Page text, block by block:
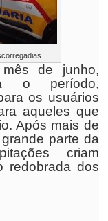
de junho,
o período,
os usuários
aqueles que
Após mais de
parte da
criam
redobrada dos